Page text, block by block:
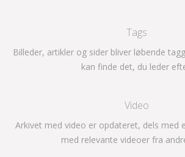
Tags
Billeder, artikler og sider bliver løbende
kan finde det, du leder
Video
Arkivet med video er opdateret, dels med
med relevante videoer fra